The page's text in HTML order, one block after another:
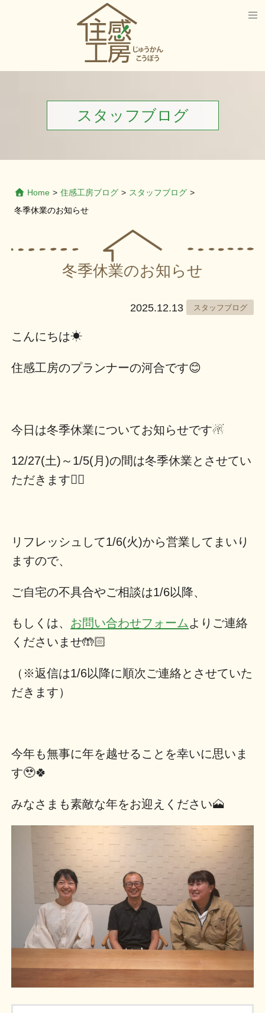
スタッフブログ
Home > 住感工房ブログ > スタッフブログ >
冬季休業のお知らせ
冬季休業のお知らせ
2025.12.13 スタッフブログ
こんにちは☀
住感工房のプランナーの河合です😊
今日は冬季休業についてお知らせです☃
12/27(土)～1/5(月)の間は冬季休業とさせてい
ただきます🙂‍↕️
リフレッシュして1/6(火)から営業してまいり
ますので、
ご自宅の不具合やご相談は1/6以降、
もしくは、 お問い合わせフォーム よりご連絡
くださいませ🤲🏻
（※返信は1/6以降に順次ご連絡とさせていた
だきます）
今年も無事に年を越せることを幸いに思いま
す🥹🍀
みなさまも素敵な年をお迎えください🗻